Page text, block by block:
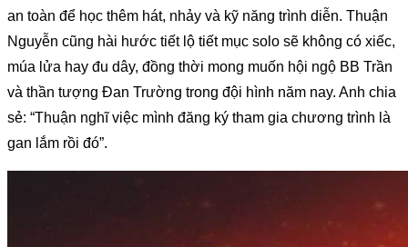
an toàn để học thêm hát, nhảy và kỹ năng trình diễn. Thuận
Nguyễn cũng hài hước tiết lộ tiết mục solo sẽ không có xiếc,
múa lửa hay đu dây, đồng thời mong muốn hội ngộ BB Trần
và thần tượng Đan Trường trong đội hình năm nay. Anh chia
sẻ: “Thuận nghĩ việc mình đăng ký tham gia chương trình là
gan lắm rồi đó”.